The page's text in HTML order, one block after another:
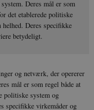
Deres mål er som
det etablerede politiske
Deres specifikke
betydeligt.
og netværk, der opererer
mål er som regel både at
politiske system og
specifikke virkemåder og